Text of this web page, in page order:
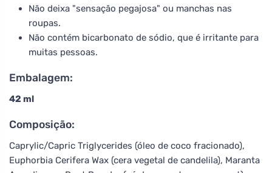
Não deixa "sensação pegajosa" ou manchas nas
roupas.
Não contém bicarbonato de sódio, que é irritante para
muitas pessoas.
Embalagem:
42 ml
Composição:
Caprylic/Capric Triglycerides (óleo de coco fracionado),
Euphorbia Cerifera Wax (cera vegetal de candelila), Maranta